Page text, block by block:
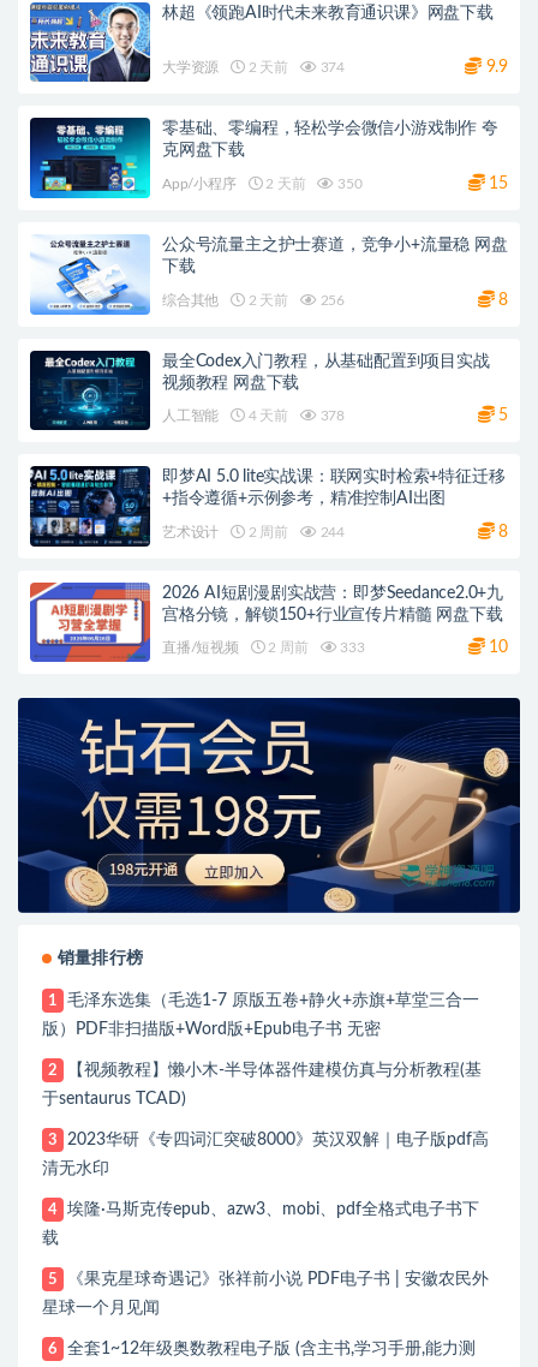
林超《领跑AI时代未来教育通识课》网盘下载
大学资源 2 天前 374 9.9
零基础、零编程，轻松学会微信小游戏制作 夸
克网盘下载
App/小程序 2 天前 350 15
公众号流量主之护士赛道，竞争小+流量稳 网盘
下载
综合其他 2 天前 256 8
最全Codex入门教程，从基础配置到项目实战
视频教程 网盘下载
人工智能 4 天前 378 5
即梦AI 5.0 lite实战课：联网实时检索+特征迁移
+指令遵循+示例参考，精准控制AI出图
艺术设计 2 周前 244 8
2026 AI短剧漫剧实战营：即梦Seedance2.0+九
宫格分镜，解锁150+行业宣传片精髓 网盘下载
直播/短视频 2 周前 333 10
销量排行榜
1
毛泽东选集（毛选1-7 原版五卷+静火+赤旗+草堂三合一
版）PDF非扫描版+Word版+Epub电子书 无密
2
【视频教程】懒小木-半导体器件建模仿真与分析教程(基
于sentaurus TCAD)
3
2023华研《专四词汇突破8000》英汉双解｜电子版pdf高
清无水印
4
埃隆·马斯克传epub、azw3、mobi、pdf全格式电子书下
载
5
《果克星球奇遇记》张祥前小说 PDF电子书 | 安徽农民外
星球一个月见闻
6
全套1~12年级奥数教程电子版 (含主书,学习手册,能力测